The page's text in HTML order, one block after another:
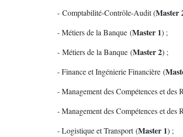
- Comptabilité-Contrôle-Audit (Master
- Métiers de la Banque (Master 1) ;
- Métiers de la Banque (Master 2) ;
- Finance et Ingénierie Financière (
- Management des Compétences et des
- Management des Compétences et des
- Logistique et Transport (Master 1) ;